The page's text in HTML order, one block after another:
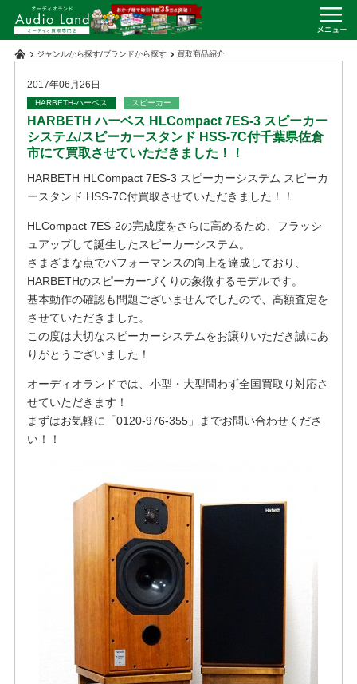
ジャンルから探す/ブランドから探す 買取商品紹介
2017年06月26日
HARBETH-ハーベス スピーカー
HARBETH ハーベス HLCompact 7ES-3 スピーカー
システム/スピーカースタンド HSS-7C付千葉県佐倉
市にて買取させていただきました！！
HARBETH HLCompact 7ES-3 スピーカーシステム スピーカ
ースタンド HSS-7C付買取させていただきました！！
HLCompact 7ES-2の完成度をさらに高めるため、フラッシ
ュアップして誕生したスピーカーシステム。
さまざまな点でパフォーマンスの向上を達成しており、
HARBETHのスピーカーづくりの象徴するモデルです。
基本動作の確認も問題ございませんでしたので、高額査定を
させていただきました。
この度は大切なスピーカーシステムをお譲りいただき誠にあ
りがとうございました！
オーディオランドでは、小型・大型問わず全国買取り対応さ
せていただきます！
まずはお気軽に「0120-976-355」までお問い合わせくださ
い！！